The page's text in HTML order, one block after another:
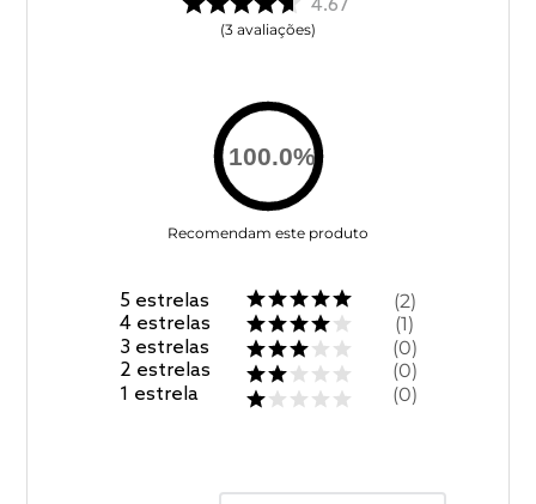
4.67
3 avaliações
100.0%
Recomendam este produto
5 estrelas
4 estrelas
3 estrelas
2 estrelas
1 estrela
2
1
0
0
0